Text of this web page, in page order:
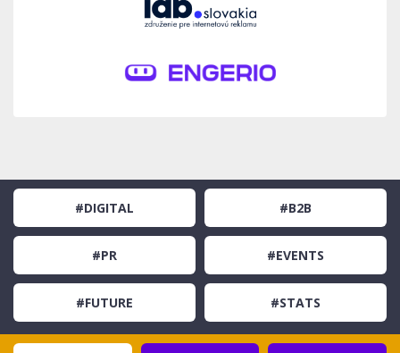
#DIGITAL #B2B
#PR #EVENTS
#FUTURE #STATS